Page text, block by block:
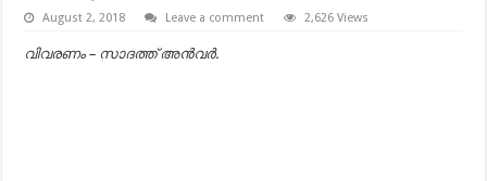
August 2, 2018 Leave a comment 2,626 Views
വിവരണം – സാദത്ത് അൻവർ.